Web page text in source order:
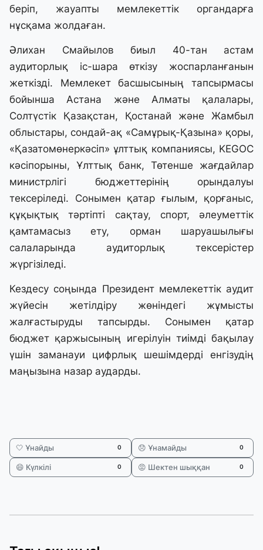
беріп, жауапты мемлекеттік органдарға
нұсқама жолдаған.
Әлихан Смайылов биыл 40-тан астам
аудиторлық іс-шара өткізу жоспарланғанын
жеткізді. Мемлекет басшысының тапсырмасы
бойынша Астана және Алматы қалалары,
Солтүстік Қазақстан, Қостанай және Жамбыл
облыстары, сондай-ақ «Самұрық-Қазына» қоры,
«Қазатомөнеркәсіп» ұлттық компаниясы, KEGOC
кәсіпорыны, Ұлттық банк, Төтенше жағдайлар
министрлігі бюджеттерінің орындалуы
тексеріледі. Сонымен қатар ғылым, қорғаныс,
құқықтық тәртіпті сақтау, спорт, әлеуметтік
қамтамасыз ету, орман шаруашылығы
салаларында аудиторлық тексерістер
жүргізіледі.
Кездесу соңында Президент мемлекеттік аудит
жүйесін жетілдіру жөніндегі жұмысты
жалғастыруды тапсырды. Сонымен қатар
бюджет қаржысының игерілуін тиімді бақылау
үшін заманауи цифрлық шешімдерді енгізудің
маңызына назар аударды.
🤍 Ұнайды 0 😞 Ұнамайды 0
😄 Күлкілі 0 😡 Шектен шыққан 0